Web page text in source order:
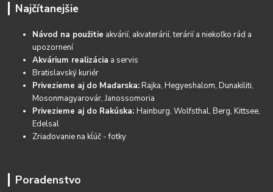
Najčítanejšie
Návod na použitie akvárií, akvaterárií, terárií a niekoľko rád a
upozornení
Akvárium realizácia a servis
Bratislavský kuriér
Privezieme aj do Maďarska:Rajka, Hegyeshalom, Dunakiliti,
Mosonmagyarovár, Janossomoria
Privezieme aj do Rakúska:Hainburg, Wolfsthal, Berg, Kittsee,
Edelsal
Zriaďovanie na kĺúč - fotky
Poradenstvo